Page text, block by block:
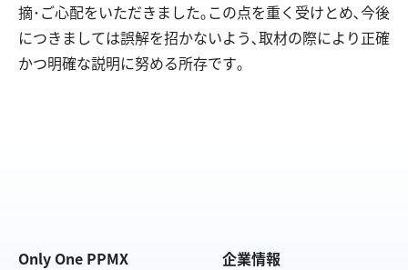
摘･ご心配をいただきました｡この点を重く受けとめ､今後
につきましては誤解を招かないよう､取材の際により正確
かつ明確な説明に努める所存です｡
Only One PPMX 企業情報